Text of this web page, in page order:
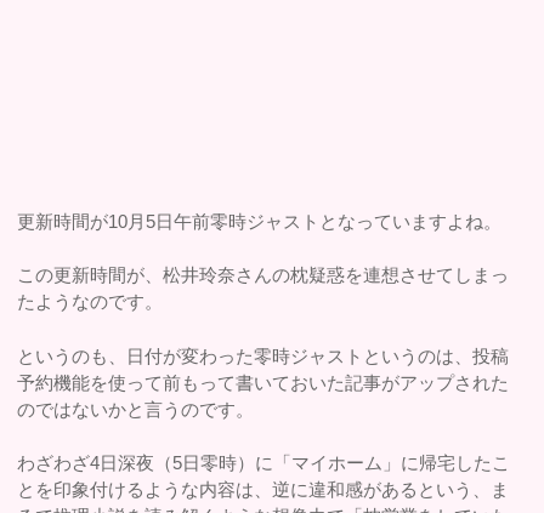
更新時間が10月5日午前零時ジャストとなっていますよね。
この更新時間が、松井玲奈さんの枕疑惑を連想させてしまっ
たようなのです。
というのも、日付が変わった零時ジャストというのは、投稿
予約機能を使って前もって書いておいた記事がアップされた
のではないかと言うのです。
わざわざ4日深夜（5日零時）に「マイホーム」に帰宅したこ
とを印象付けるような内容は、逆に違和感があるという、ま